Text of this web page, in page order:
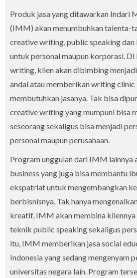
Produk jasa yang ditawarkan Indari
(IMM) akan menumbuhkan talenta-
creative writing, public speaking
untuk personal maupun korporasi.
writing, klien akan dibimbing
andal atau memberikan writing clinic
membutuhkan jasanya. Tak bisa
creative writing yang mumpuni bisa
seseorang sekaligus bisa menjadi
personal maupun perusahaan.
Program unggulan dari IMM lainnya
business yang juga bisa membantu
ekspatriat untuk mengembangkan
berbisnisnya. Tak hanya
kreatif, IMM akan membina kliennya
teknik public speaking sekaligus
itu, IMM memberikan jasa social
Indonesia yang sedang mengenyam
universitas negara lain. Program